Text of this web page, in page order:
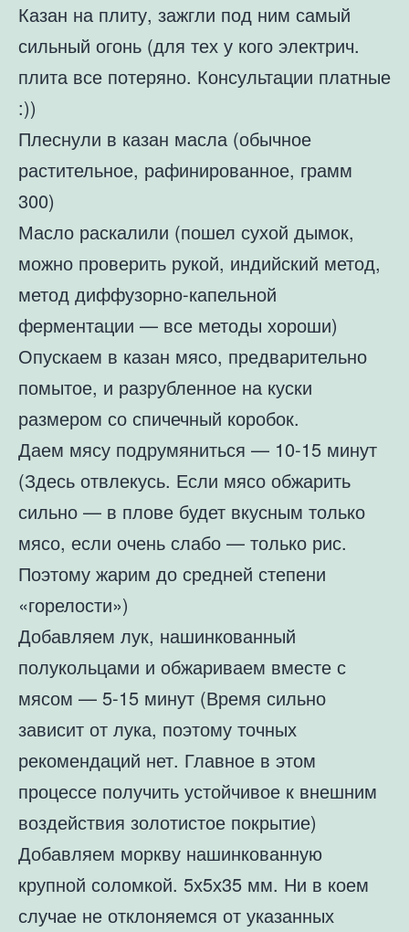
Казан на плиту, зажгли под ним самый
сильный огонь (для тех у кого электрич.
плита все потеряно. Консультации платные
:))
Плеснули в казан масла (обычное
растительное, рафинированное, грамм
300)
Масло раскалили (пошел сухой дымок,
можно проверить рукой, индийский метод,
метод диффузорно-капельной
ферментации — все методы хороши)
Опускаем в казан мясо, предварительно
помытое, и разрубленное на куски
размером со спичечный коробок.
Даем мясу подрумяниться — 10-15 минут
(Здесь отвлекусь. Если мясо обжарить
сильно — в плове будет вкусным только
мясо, если очень слабо — только рис.
Поэтому жарим до средней степени
«горелости»)
Добавляем лук, нашинкованный
полукольцами и обжариваем вместе с
мясом — 5-15 минут (Время сильно
зависит от лука, поэтому точных
рекомендаций нет. Главное в этом
процессе получить устойчивое к внешним
воздействия золотистое покрытие)
Добавляем моркву нашинкованную
крупной соломкой. 5х5х35 мм. Ни в коем
случае не отклоняемся от указанных